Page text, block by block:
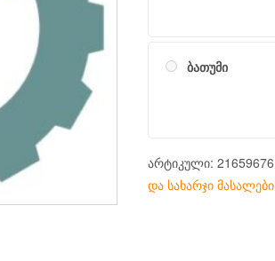
ბათუმი
არტიკული: 21659676
და სახარჯი მასალები